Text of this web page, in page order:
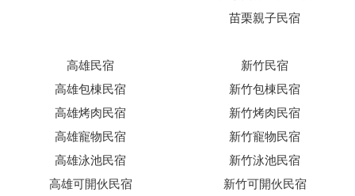
苗栗親子民宿
高雄民宿
高雄包棟民宿
高雄烤肉民宿
高雄寵物民宿
高雄泳池民宿
高雄可開伙民宿
新竹民宿
新竹包棟民宿
新竹烤肉民宿
新竹寵物民宿
新竹泳池民宿
新竹可開伙民宿